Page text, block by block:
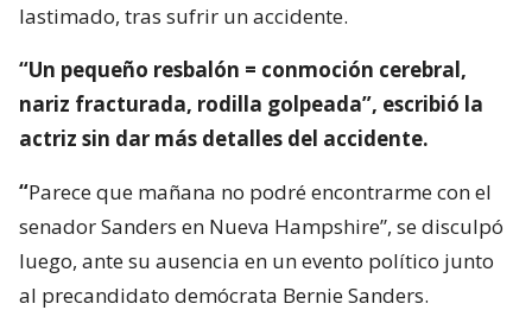
lastimado, tras sufrir un accidente.
“Un pequeño resbalón = conmoción cerebral,
nariz fracturada, rodilla golpeada”, escribió la
actriz sin dar más detalles del accidente.
“Parece que mañana no podré encontrarme con el
senador Sanders en Nueva Hampshire”, se disculpó
luego, ante su ausencia en un evento político junto
al precandidato demócrata Bernie Sanders.